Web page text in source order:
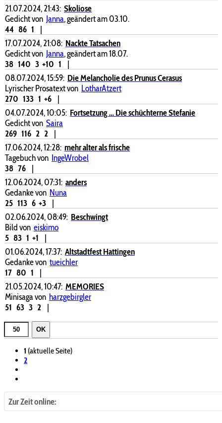
21.07.2024, 21:43: Skoliose
Gedicht von Janna, geändert am 03.10.
44 86 1
|
17.07.2024, 21:08: Nackte Tatsachen
Gedicht von Janna, geändert am 18.07.
38 140 3 +10 1
|
08.07.2024, 15:59: Die Melancholie des Prunus Cerasus
Lyrischer Prosatext von LotharAtzert
270 133 1 +6
|
04.07.2024, 10:05: Fortsetzung … Die schüchterne Stefanie
Gedicht von Saira
269 116 2 2
|
17.06.2024, 12:28: mehr alter als frische
Tagebuch von IngeWrobel
38 76
|
12.06.2024, 07:31: anders
Gedanke von Nuna
25 113 6 +3
|
02.06.2024, 08:49: Beschwingt
Bild von eiskimo
5 83 1 +1
|
01.06.2024, 17:37: Altstadtfest Hattingen
Gedanke von tueichler
17 80 1
|
21.05.2024, 10:47: MEMORIES
Minisaga von harzgebirgler
51 63 3 2 |
OK
1 (aktuelle Seite)
2
Zur Zeit online: